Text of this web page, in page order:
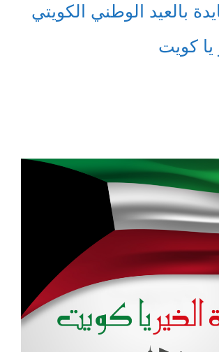
بالعيد الوطني الكويتي
يا كويت